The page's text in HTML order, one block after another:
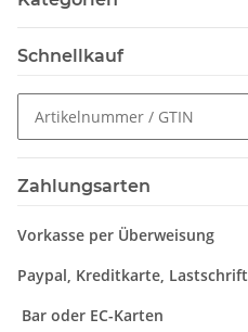
Schnellkauf
Zahlungsarten
Vorkasse per Überweisung
Paypal, Kreditkarte, Lastschrift
Bar oder EC-Karten